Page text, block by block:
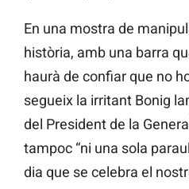
En una mostra de
història, amb una barra
haurà de confiar que no
segueix la irritant Bonig
del President de la
tampoc “ni una sola
dia que se celebra el